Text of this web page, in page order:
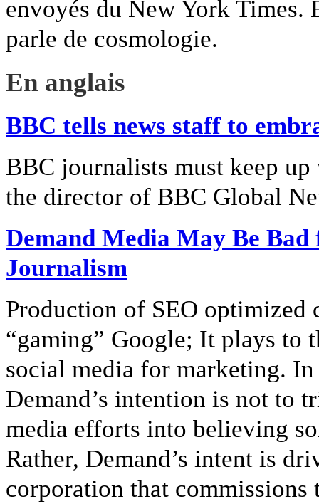
envoyés du New York Times.
parle de cosmologie.
En anglais
BBC tells news staff to
BBC journalists must keep
the director of BBC Global
Demand Media May Be
Journalism
Production of SEO optimized
“gaming” Google; It plays to
social media for marketing.
Demand’s intention is not to
media efforts into believing
Rather, Demand’s intent is
corporation that commissions